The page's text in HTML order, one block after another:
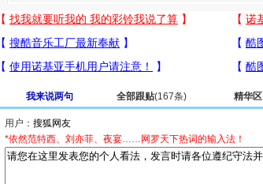
我来说两句 全部跟贴(167条) 精华区
用户：
*依然范特西、刘亦菲、夜宴……网罗天下热词的输入法！